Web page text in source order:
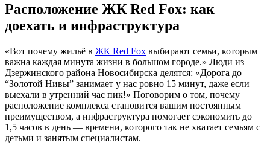
Расположение ЖК Red Fox: как
доехать и инфраструктура
«Вот почему жильё в ЖК Red Fox выбирают семьи, которым
важна каждая минута жизни в большом городе.» Люди из
Дзержинского района Новосибирска делятся: «Дорога до
“Золотой Нивы” занимает у нас ровно 15 минут, даже если
выехали в утренний час пик!» Поговорим о том, почему
расположение комплекса становится вашим постоянным
преимуществом, а инфраструктура помогает сэкономить до
1,5 часов в день — времени, которого так не хватает семьям с
детьми и занятым специалистам.